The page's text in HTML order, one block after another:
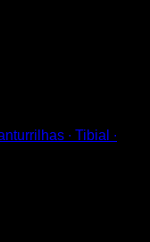
∙ Tibial ∙